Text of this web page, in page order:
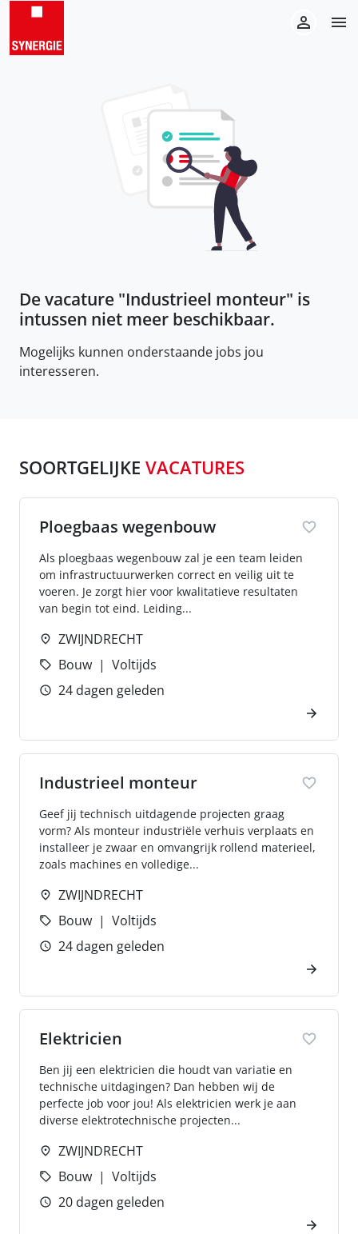
De vacature "Industrieel monteur" is
intussen niet meer beschikbaar.
Mogelijks kunnen onderstaande jobs jou
interesseren.
SOORTGELIJKE VACATURES
Ploegbaas wegenbouw
Als ploegbaas wegenbouw zal je een team leiden
om infrastructuurwerken correct en veilig uit te
voeren. Je zorgt hier voor kwalitatieve resultaten
van begin tot eind. Leiding...
ZWIJNDRECHT
Bouw
Voltijds
24 dagen geleden
Industrieel monteur
Geef jij technisch uitdagende projecten graag
vorm? Als monteur industriële verhuis verplaats en
installeer je zwaar en omvangrijk rollend materieel,
zoals machines en volledige...
ZWIJNDRECHT
Bouw
Voltijds
24 dagen geleden
Elektricien
Ben jij een elektricien die houdt van variatie en
technische uitdagingen? Dan hebben wij de
perfecte job voor jou! Als elektricien werk je aan
diverse elektrotechnische projecten...
ZWIJNDRECHT
Bouw
Voltijds
20 dagen geleden